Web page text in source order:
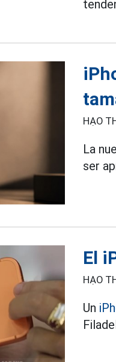
HẠO
La
ser
El
HẠO
Un